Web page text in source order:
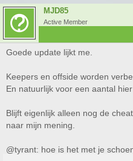
MJD85
Active Member
Goede update lijkt me.
Keepers en offside worden
En natuurlijk voor een aantal hier
Blijft eigenlijk alleen nog de
naar mijn mening.
@tyrant: hoe is het met je